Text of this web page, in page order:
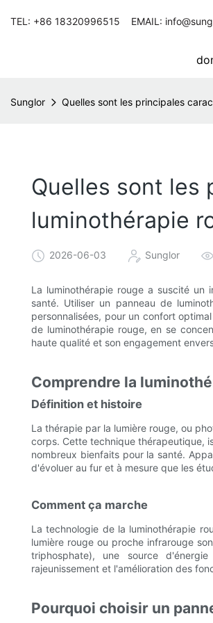
TEL: +86 18320996515 EMAIL:
Sunglor Quelles sont les principales
Quelles sont les
luminothérapie
2026-06-03 Sunglor
La luminothérapie rouge a suscité un
santé. Utiliser un panneau de
personnalisées, pour un confort
de luminothérapie rouge, en se
haute qualité et son engagement
Comprendre la
Définition et histoire
La thérapie par la lumière rouge, ou
corps. Cette technique thérapeutique,
nombreux bienfaits pour la santé.
d'évoluer au fur et à mesure que les
Comment ça marche
La technologie de la luminothérapie
lumière rouge ou proche infrarouge
triphosphate), une source
rajeunissement et l'amélioration des
Pourquoi choisir un